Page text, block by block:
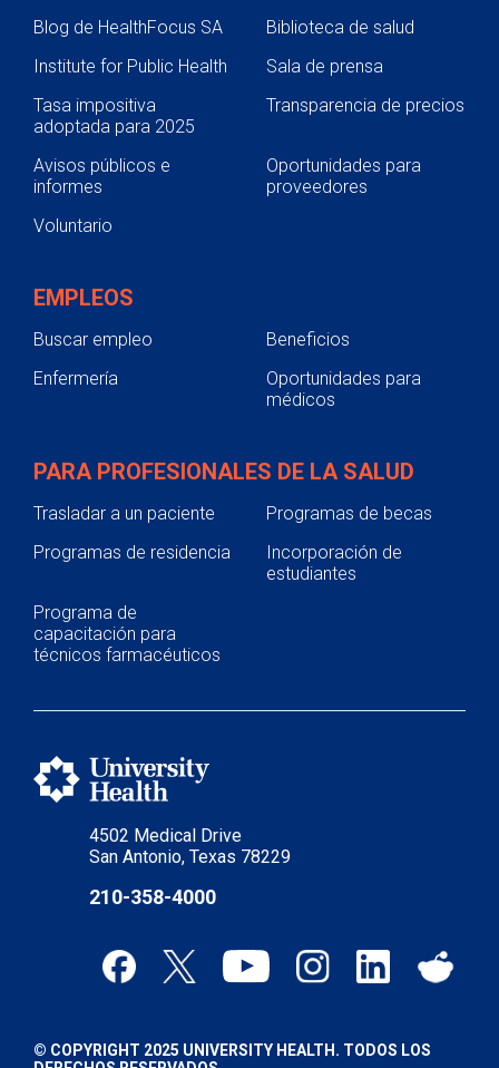
4502 Medical Drive
San Antonio, Texas 78229
210-358-4000
Blog de HealthFocus SA
Biblioteca de salud
Institute for Public Health
Sala de prensa
Tasa impositiva
adoptada para 2025
Transparencia de precios
Avisos públicos e
informes
Oportunidades para
proveedores
Voluntario
EMPLEOS
Buscar empleo
Beneficios
Enfermería
Oportunidades para
médicos
PARA PROFESIONALES DE LA SALUD
Trasladar a un paciente
Programas de becas
Programas de residencia
Incorporación de
estudiantes
Programa de
capacitación para
técnicos farmacéuticos
© COPYRIGHT 2025 UNIVERSITY HEALTH. TODOS LOS